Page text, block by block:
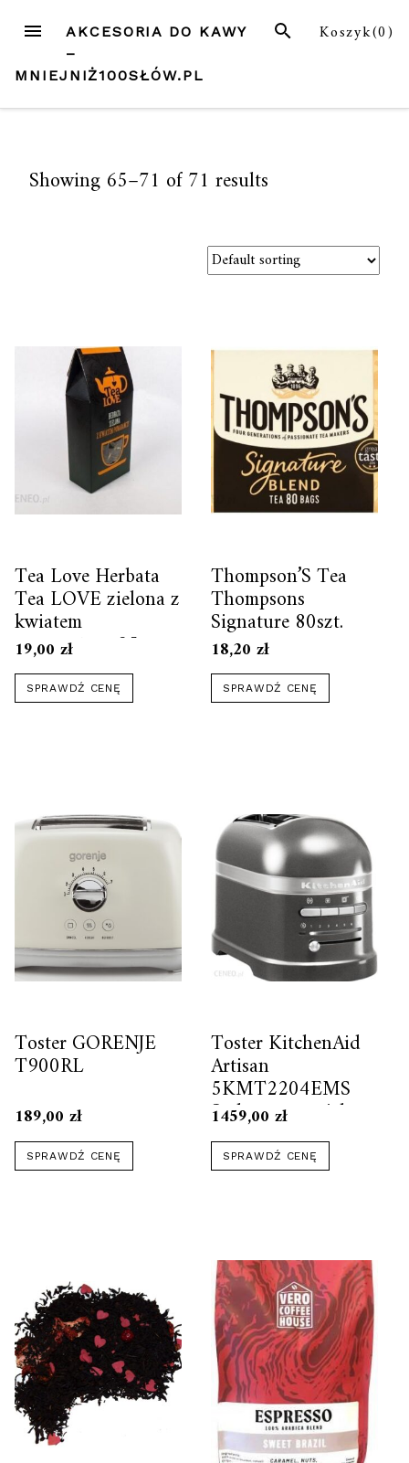
treści
MENU Koszyk(0)
SZUKAJ
AKCESORIA DO KAWY
–
MNIEJNIŻ100SŁÓW.PL
Showing 65–71 of 71 results
Tea Love Herbata
Tea LOVE zielona z
kwiatem
pomarańczy 85g
19,00 zł
SPRAWDŹ CENĘ
Thompson’S Tea
Thompsons
Signature 80szt.
18,20zł
SPRAWDŹ CENĘ
Toster GORENJE
T900RL
189,00 zł
SPRAWDŹ CENĘ
Toster KitchenAid
Artisan
5KMT2204EMS
Srebrzystopopielaty
1459,00zł
SPRAWDŹ CENĘ